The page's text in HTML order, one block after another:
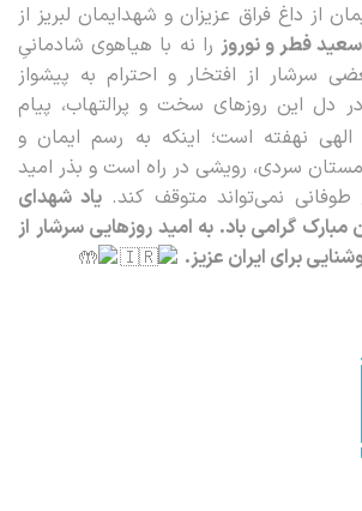
از داغ فراق عزیزان و شهدایمان لبریز از
فطر و نوروز را نه با هیاهوی شادمانیِ
سرشار از افتخار و احترام به پیشواز
دل این روزهای سخت و پرالتهاب، پیام
نهفته است؛ اینکه به رسم ایمان و
سردی، رویشی در راه است و بذر امید
نمی‌تواند متوقف کند. یاد شهدای
مبارک گرامی باد. به امید روزهایی سرشار از
برای ایران عزیز.